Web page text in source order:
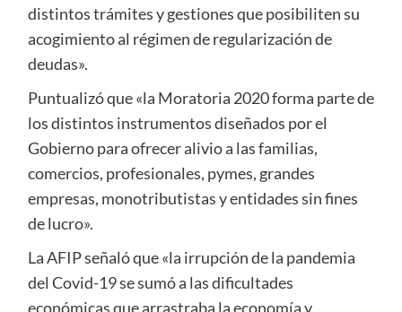
distintos trámites y gestiones que posibiliten su
acogimiento al régimen de regularización de
deudas».
Puntualizó que «la Moratoria 2020 forma parte de
los distintos instrumentos diseñados por el
Gobierno para ofrecer alivio a las familias,
comercios, profesionales, pymes, grandes
empresas, monotributistas y entidades sin fines
de lucro».
La AFIP señaló que «la irrupción de la pandemia
del Covid-19 se sumó a las dificultades
económicas que arrastraba la economía y